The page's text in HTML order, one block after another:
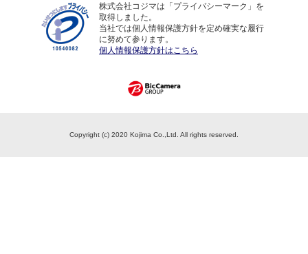
株式会社コジマは「プライバシーマーク」を
取得しました。
当社では個人情報保護方針を定め確実な履行
に努めて参ります。
個人情報保護方針はこちら
Copyright (c) 2020 Kojima Co.,Ltd. All rights reserved.